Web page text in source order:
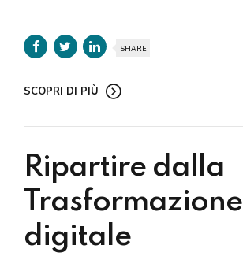
SHARE
SCOPRI DI PIÙ
Ripartire dalla
Trasformazione
digitale